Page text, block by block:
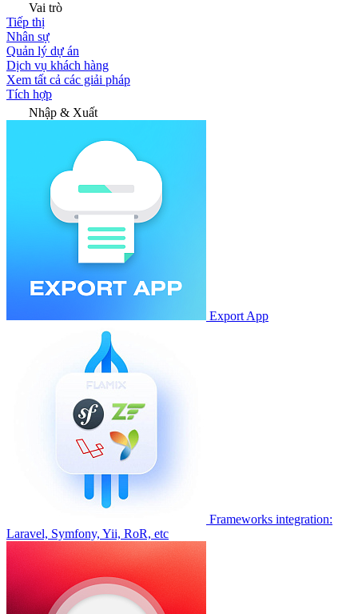
Vai trò
Tiếp thị
Nhân sự
Quản lý dự án
Dịch vụ khách hàng
Xem tất cả các giải pháp
Tích hợp
Nhập & Xuất
Export App
Frameworks integration:
Laravel, Symfony, Yii, RoR, etc